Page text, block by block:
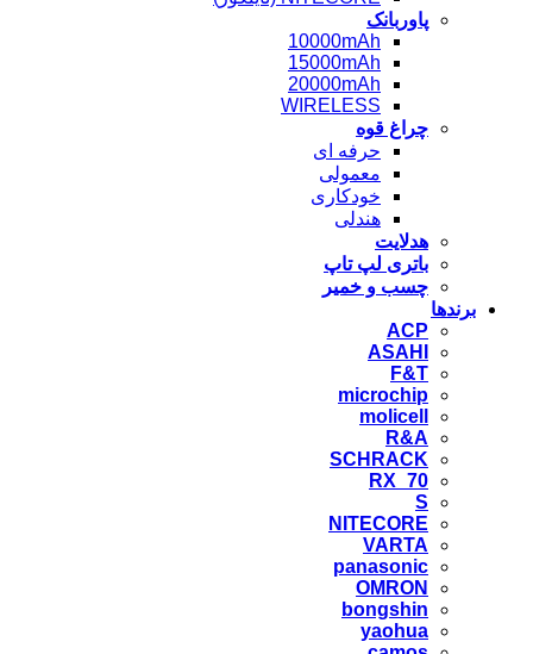
پاوربانک
10000mAh
15000mAh
20000mAh
WIRELESS
چراغ قوه
حرفه ای
معمولی
خودکاری
هندلی
هدلایت
باتری لپ تاپ
چسب و خمیر
برندها
ACP
ASAHI
F&T
microchip
molicell
R&A
SCHRACK
RX_70
S
NITECORE
VARTA
panasonic
OMRON
bongshin
yaohua